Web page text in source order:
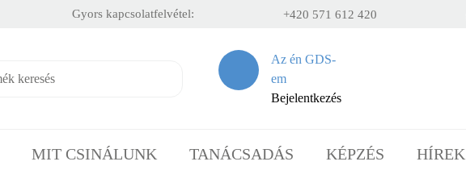
Gyors kapcsolatfelvétel: +420 571 612 420
Az én GDS-
em
Bejelentkezés
MIT CSINÁLUNK TANÁCSADÁS KÉPZÉS HÍREK